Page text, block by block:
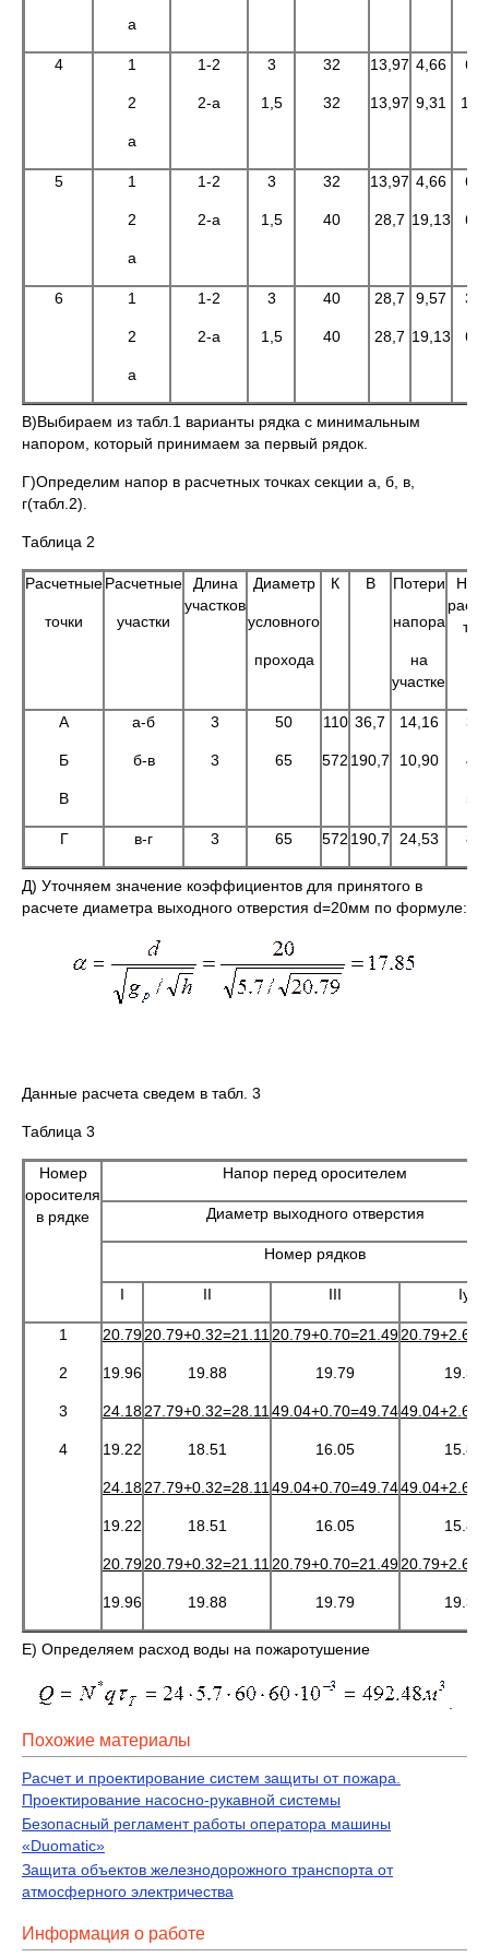
а
4 1
2
а
1-2
2-а
3
1,5
32
32
13,97
13,97
4,66
9,31
5 1
2
а
1-2
2-а
3
1,5
32
40
13,97
28,7
4,66
19,13
6 1
2
а
1-2
2-а
3
1,5
40
40
28,7
28,7
9,57
19,13
В)Выбираем из табл.1 варианты рядка с минимальным
напором, который принимаем за первый рядок.
Г)Определим напор в расчетных точках секции а, б, в,
г(табл.2).
Таблица 2
Расчетные
точки
Расчетные
участки
Длина
участков
Диаметр
условного
прохода
К В Потери
напора
на
участке
А
Б
В
а-б
б-в
3
3
50
65
110
572
36,7
190,7
14,16
10,90
Г в-г 3 65 572 190,7 24,53
Д) Уточняем значение коэффициентов для принятого в
расчете диаметра выходного отверстия d=20мм по формуле:
Данные расчета сведем в табл. 3
Таблица 3
Номер
оросителя
в рядке
Напор перед оросителем
Диаметр выходного отверстия
Номер рядков
I II III Iy
1
2
3
4
20.79
19.96
24.18
19.22
24.18
19.22
20.79
19.96
20.79+0.32=21.11
19.88
27.79+0.32=28.11
18.51
27.79+0.32=28.11
18.51
20.79+0.32=21.11
19.88
20.79+0.70=21.49
19.79
49.04+0.70=49.74
16.05
49.04+0.70=49.74
16.05
20.79+0.70=21.49
19.79
19.37
15.89
15.89
19.37
Е) Определяем расход воды на пожаротушение
Похожие материалы
Расчет и проектирование систем защиты от пожара.
Проектирование насосно-рукавной системы
Безопасный регламент работы оператора машины
«Duomatic»
Защита объектов железнодорожного транспорта от
атмосферного электричества
Информация о работе